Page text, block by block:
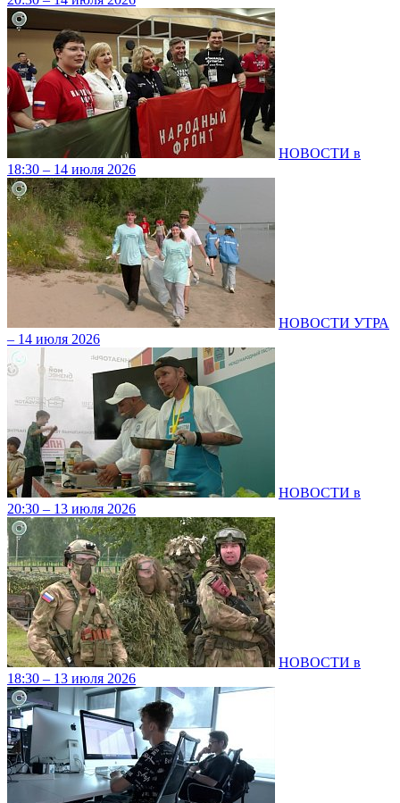
НОВОСТИ в
18:30 – 14 июля 2026
НОВОСТИ УТРА
– 14 июля 2026
НОВОСТИ в
20:30 – 13 июля 2026
НОВОСТИ в
18:30 – 13 июля 2026